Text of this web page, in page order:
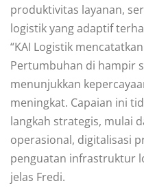
produktivitas layanan,
logistik yang adaptif
“KAI Logistik
Pertumbuhan di hampir
menunjukkan
meningkat. Capaian ini
langkah strategis, mulai
operasional, digitalisasi
penguatan infrastruktur
jelas Fredi.